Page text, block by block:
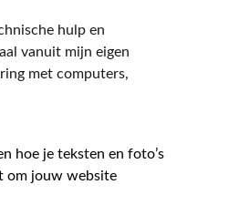
hulp en
vanuit mijn eigen
met computers,
hoe je teksten en foto’s
om jouw website